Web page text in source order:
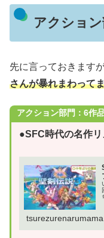
アクショ
先に言っておきますが
さんが暴れまわって
アクション部門：6作
●SFC時代の名作リ